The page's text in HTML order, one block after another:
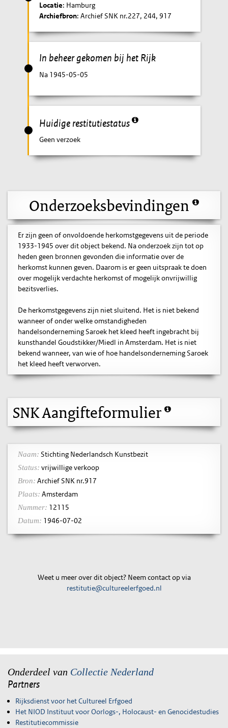
Locatie: Hamburg
Archiefbron: Archief SNK nr.227, 244, 917
In beheer gekomen bij het Rijk
Na 1945-05-05
Huidige restitutiestatus
Geen verzoek
Onderzoeksbevindingen
Er zijn geen of onvoldoende herkomstgegevens uit de periode
1933-1945 over dit object bekend. Na onderzoek zijn tot op
heden geen bronnen gevonden die informatie over de
herkomst kunnen geven. Daarom is er geen uitspraak te doen
over mogelijk verdachte herkomst of mogelijk onvrijwillig
bezitsverlies.
De herkomstgegevens zijn niet sluitend. Het is niet bekend
wanneer of onder welke omstandigheden
handelsonderneming Saroek het kleed heeft ingebracht bij
kunsthandel Goudstikker/Miedl in Amsterdam. Het is niet
bekend wanneer, van wie of hoe handelsonderneming Saroek
het kleed heeft verworven.
SNK Aangifteformulier
Naam: Stichting Nederlandsch Kunstbezit
Status: vrijwillige verkoop
Bron: Archief SNK nr.917
Plaats: Amsterdam
Nummer: 12115
Datum: 1946-07-02
Weet u meer over dit object? Neem contact op via
restitutie@cultureelerfgoed.nl
Onderdeel van Collectie Nederland
Partners
Rijksdienst voor het Cultureel Erfgoed
Het NIOD Instituut voor Oorlogs-, Holocaust- en Genocidestudies
Restitutiecommissie